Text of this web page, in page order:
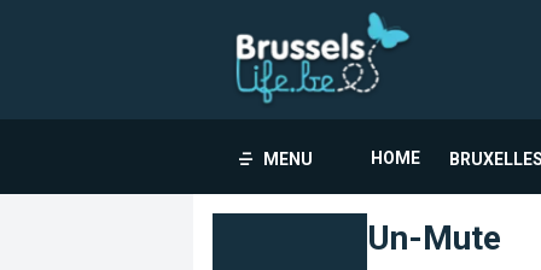
MENU HOME
Un-Mute